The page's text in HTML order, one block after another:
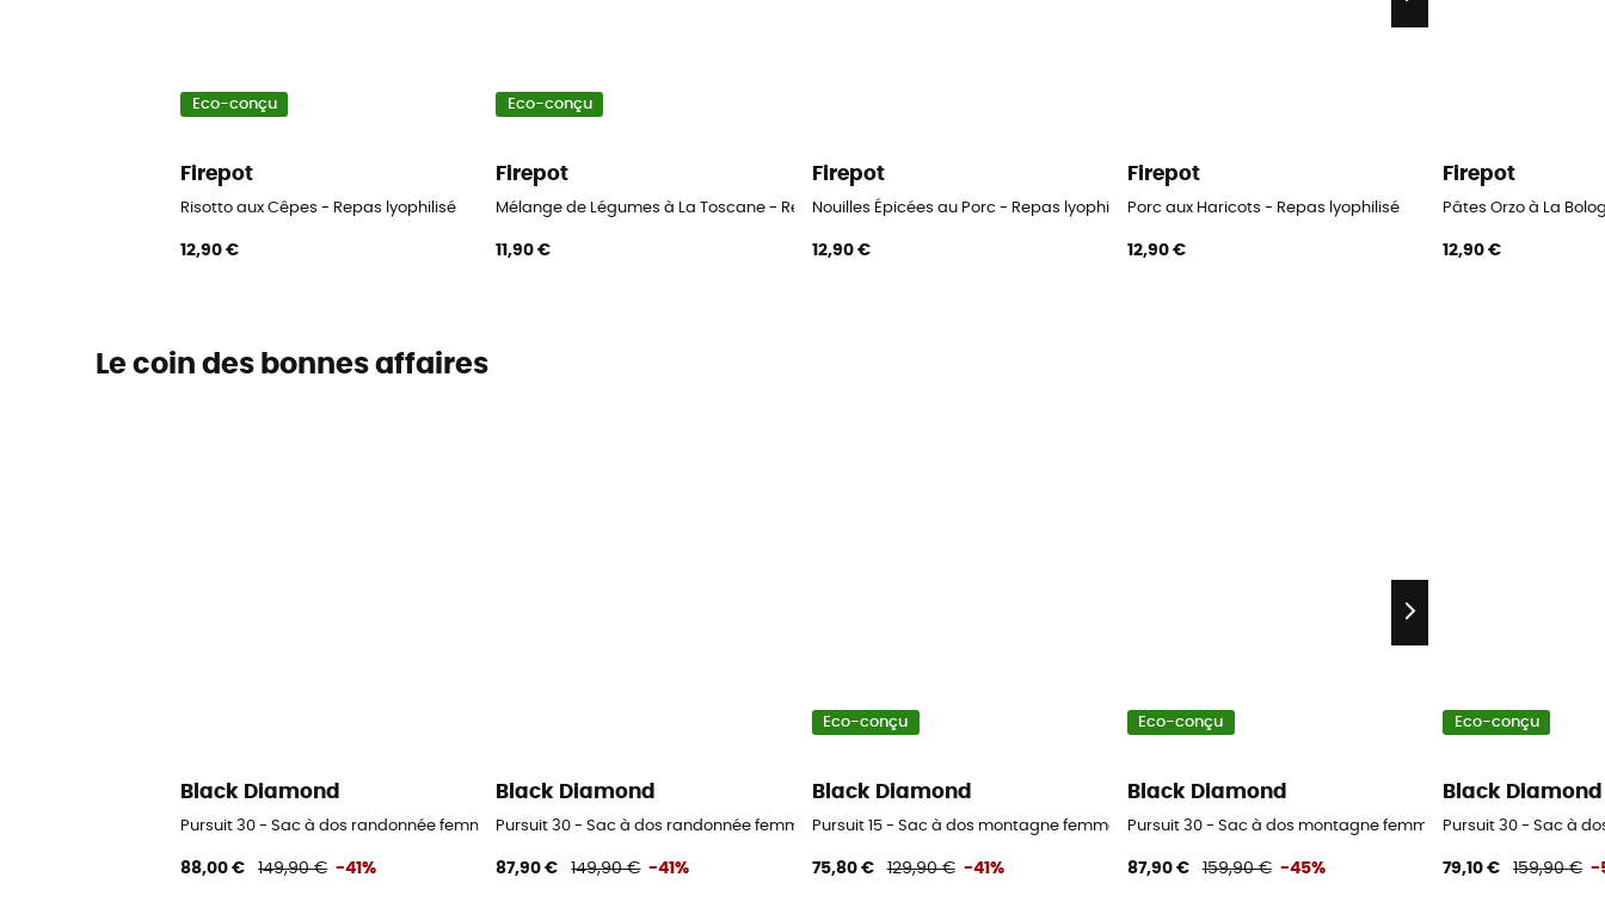
Eco-conçu
Firepot
Risotto aux Cêpes - Repas lyophilisé
12,90 €
Eco-conçu
Firepot
Mélange de Légumes à La Toscane - Repas lyophilisé
11,90 €
Firepot
Nouilles Épicées au Porc - Repas lyophilisé
12,90 €
Firepot
Porc aux Haricots - Repas lyophilisé
12,90 €
Firepot
Pâtes Orzo à La
12,90 €
Le coin des bonnes affaires
Black Diamond
Pursuit 30 - Sac à dos randonnée femme
88,00 € 149,90 € -41%
Black Diamond
Pursuit 30 - Sac à dos randonnée femme
87,90 € 149,90 € -41%
Eco-conçu
Black Diamond
Pursuit 15 - Sac à dos montagne femme
75,80 € 129,90 € -41%
Eco-conçu
Black Diamond
Pursuit 30 - Sac à dos montagne femme
87,90 € 159,90 € -45%
Eco-conçu
Black Diamond
Pursuit 30 - Sac à
79,10 € 159,90 € -